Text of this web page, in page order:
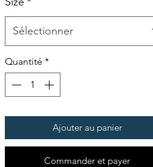
Sélectionner
Quantité *
Ajouter au panier
Commander et payer